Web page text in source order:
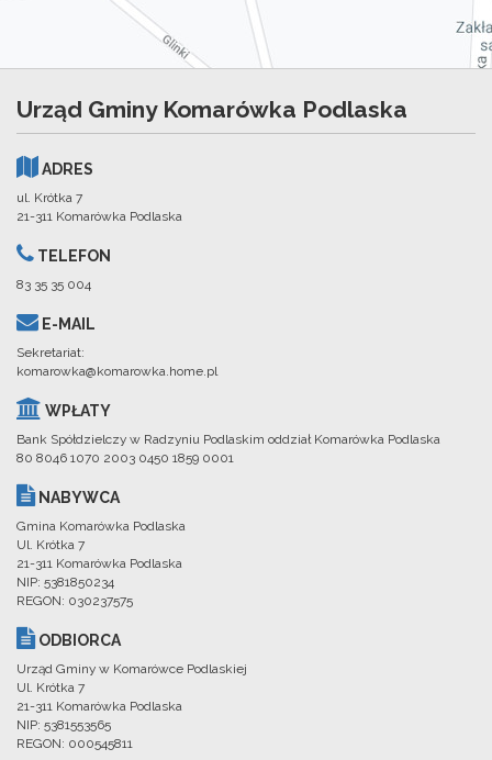
Urząd Gminy Komarówka Podlaska
ADRES
ul. Krótka 7
21-311 Komarówka Podlaska
TELEFON
83 35 35 004
E-MAIL
Sekretariat:
komarowka@komarowka.home.pl
WPŁATY
Bank Spółdzielczy w Radzyniu Podlaskim oddział Komarówka Podlaska
80 8046 1070 2003 0450 1859 0001
NABYWCA
Gmina Komarówka Podlaska
Ul. Krótka 7
21-311 Komarówka Podlaska
NIP: 5381850234
REGON: 030237575
ODBIORCA
Urząd Gminy w Komarówce Podlaskiej
Ul. Krótka 7
21-311 Komarówka Podlaska
NIP: 5381553565
REGON: 000545811